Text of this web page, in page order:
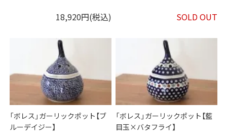
18,920円(税込) SOLD OUT
「ボレス」ガーリックポット【ブ
ルーデイジー】
「ボレス」ガーリックポット【藍
目玉×バタフライ】